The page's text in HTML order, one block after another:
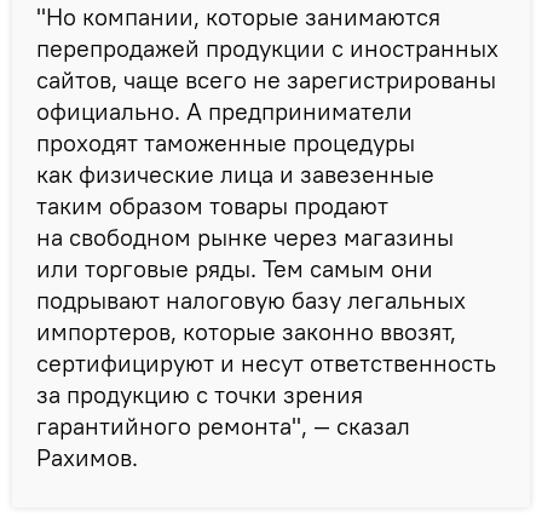
"Но компании, которые занимаются
перепродажей продукции с иностранных
сайтов, чаще всего не зарегистрированы
официально. А предприниматели
проходят таможенные процедуры
как физические лица и завезенные
таким образом товары продают
на свободном рынке через магазины
или торговые ряды. Тем самым они
подрывают налоговую базу легальных
импортеров, которые законно ввозят,
сертифицируют и несут ответственность
за продукцию с точки зрения
гарантийного ремонта", — сказал
Рахимов.